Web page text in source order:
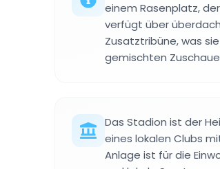
einem Rasenplatz,
verfügt über
Zusatztribüne, was
gemischten
Das Stadion ist der
eines lokalen Clubs
Anlage ist für die